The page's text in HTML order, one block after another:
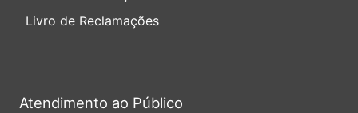
Livro de Reclamações
Atendimento ao Público